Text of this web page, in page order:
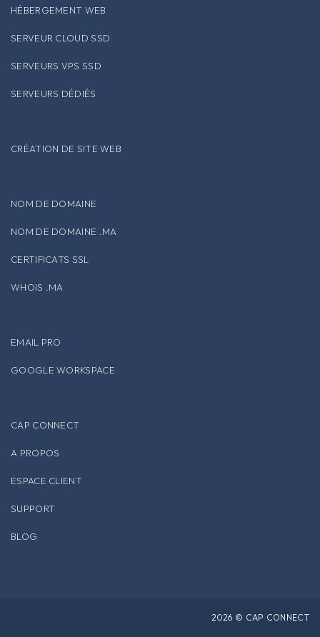
HÉBERGEMENT WEB
SERVEUR CLOUD SSD
SERVEURS VPS SSD
SERVEURS DÉDIÉS
CRÉATION DE SITE WEB
NOM DE DOMAINE
NOM DE DOMAINE .MA
CERTIFICATS SSL
WHOIS .MA
EMAIL PRO
GOOGLE WORKSPACE
CAP CONNECT
A PROPOS
ESPACE CLIENT
SUPPORT
BLOG
2026 © CAP CONNECT